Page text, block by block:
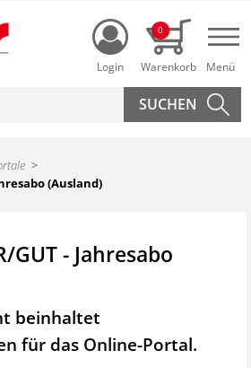
Login
0
(Ausland)
GUT - Jahresabo
beinhaltet
für das Online-Portal.